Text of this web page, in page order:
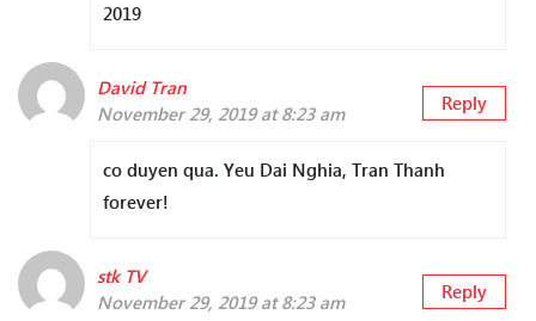
2019
David Tran
November 29, 2019 at 8:23 am
Reply
co duyen qua. Yeu Dai Nghia, Tran Thanh
forever!
stk TV
November 29, 2019 at 8:23 am
Reply